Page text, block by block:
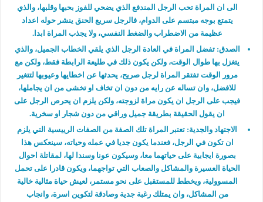
الى ان المراة تحب الرجل المندفع الذي يضحي للفوز بحبها وقلبها، والذي
يتمتع بوجه مبتسم على الدوام، فالرجل سريع الحنق ينشر حوله اعداد
عظيمة من الاضطراب والضغط النفسي، ولا يجذب المراة ابدا.
الصدق: تفضل المراة في العادة الرجل الذي يلقي الخطاب الجميل، والذي
يتغزل بها طوال الوقت، ولكن يكون ذلك في طليعة الرابطة فقط، ولكن مع
مرور الوقت تفتقر المراة لرجل صريح، يحدثها عن اخطايها وعيوبها لتتغير
للافضل، وان تساله عن رايه من دون ان تخاف او تخشى من ان يجاملها،
فيجب على الرجل ان يكون مراة لزوجته، ولكن يلزم ان يحرص الرجل على
ان يقول الحقيقة بطريقة جميل وراقي من دون شجار او سخرية.
الاجتهاد والجدية: تعتبر المراة تلك الصفة من الصفات الرييسية التي يلزم
ان تكون في الرجل، فعندما يكون جديا في عمله وحياته، سينعكس هذا
بصورة ايجابية على حياتهما معا، وسيكون عونا وسندا لها، لمقاتلة احوال
الحياة العسيرة والمشاكل والصعاب التي تواجهما، ويكون قادرا على تحمل
المسوولية، ويخطط للمستقبل على نحو مستمر، لعيش حياة مثالية خالية
من المشاكل، وان يمتلك رغبة جدية وصادقة لتكوين اسرة، وانجاب